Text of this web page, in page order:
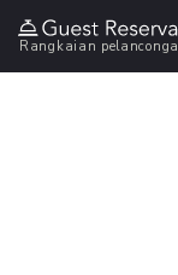
Rangkaian